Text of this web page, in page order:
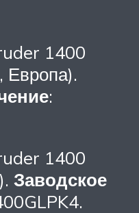
1400
Европа).
:
1400
Заводское